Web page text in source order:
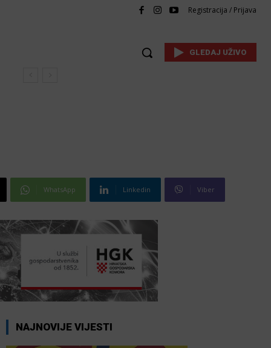
Registracija / Prijava
GLEDAJ UŽIVO
WhatsApp Linkedin Viber
NAJNOVIJE VIJESTI